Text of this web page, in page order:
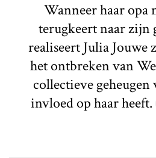
Wanneer haar opa
terugkeert naar zijn
realiseert Julia Jouwe
het ontbreken van
collectieve
invloed op haar heeft.